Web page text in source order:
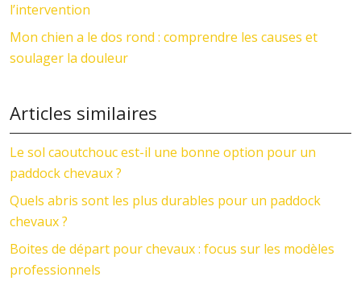
l’intervention
Mon chien a le dos rond : comprendre les causes et
soulager la douleur
Articles similaires
Le sol caoutchouc est-il une bonne option pour un
paddock chevaux ?
Quels abris sont les plus durables pour un paddock
chevaux ?
Boites de départ pour chevaux : focus sur les modèles
professionnels